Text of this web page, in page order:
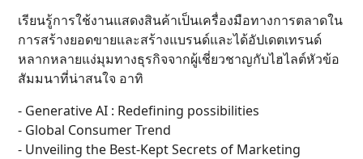
เรียนรู้การใช้งานแสดงสินค้าเป็นเครื่องมือทางการตลาดใน
การสร้างยอดขายและสร้างแบรนด์และได้อัปเดตเทรนด์
หลากหลายแง่มุมทางธุรกิจจากผู้เชี่ยวชาญกับไฮไลต์หัวข้อ
สัมมนาที่น่าสนใจ อาทิ
- Generative AI : Redefining possibilities
- Global Consumer Trend
- Unveiling the Best-Kept Secrets of Marketing